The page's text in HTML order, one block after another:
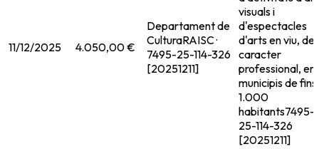
11/12/2025 4.050,00 €
Departament de
CulturaRAISC ·
7495-25-114-326
[20251211]
visuals i
d'espectacles
d'arts en viu, de
caracter
professional, en
municipis de fins
1.000
habitants7495-
25-114-326
[20251211]